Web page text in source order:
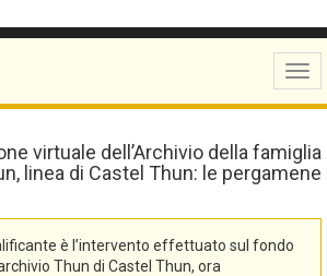
virtuale dell’Archivio della famiglia
linea di Castel Thun: le pergamene
è l’intervento effettuato sul fondo
Thun di Castel Thun, ora